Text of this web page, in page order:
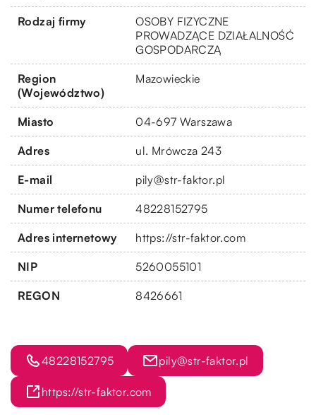
Rodzaj firmy
OSOBY FIZYCZNE
PROWADZĄCE DZIAŁALNOŚĆ
GOSPODARCZĄ
Region
(Województwo)
Mazowieckie
Miasto 04-697 Warszawa
Adres ul. Mrówcza 243
E-mail pily@str-faktor.pl
Numer telefonu 48228152795
Adres internetowy https://str-faktor.com
NIP 5260055101
REGON 8426661
48228152795 pily@str-faktor.pl
https://str-faktor.com